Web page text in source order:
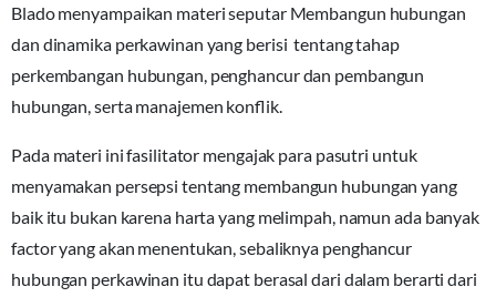
Blado menyampaikan materi seputar Membangun hubungan
dan dinamika perkawinan yang berisi tentang tahap
perkembangan hubungan, penghancur dan pembangun
hubungan, serta manajemen konflik.
Pada materi ini fasilitator mengajak para pasutri untuk
menyamakan persepsi tentang membangun hubungan yang
baik itu bukan karena harta yang melimpah, namun ada banyak
factor yang akan menentukan, sebaliknya penghancur
hubungan perkawinan itu dapat berasal dari dalam berarti dari